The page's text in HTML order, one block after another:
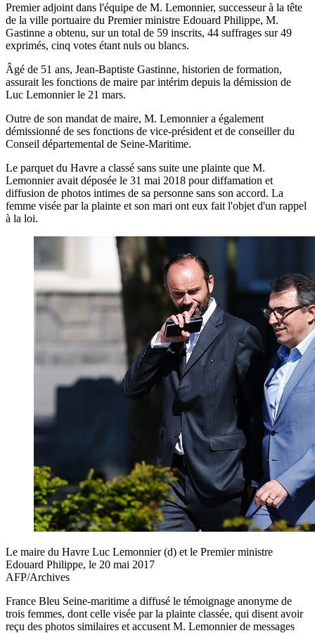
Premier adjoint dans l'équipe de M. Lemonnier, successeur à la tête
de la ville portuaire du Premier ministre Edouard Philippe, M.
Gastinne a obtenu, sur un total de 59 inscrits, 44 suffrages sur 49
exprimés, cinq votes étant nuls ou blancs.
Âgé de 51 ans, Jean-Baptiste Gastinne, historien de formation,
assurait les fonctions de maire par intérim depuis la démission de
Luc Lemonnier le 21 mars.
Outre de son mandat de maire, M. Lemonnier a également
démissionné de ses fonctions de vice-président et de conseiller du
Conseil départemental de Seine-Maritime.
Le parquet du Havre a classé sans suite une plainte que M.
Lemonnier avait déposée le 31 mai 2018 pour diffamation et
diffusion de photos intimes de sa personne sans son accord. La
femme visée par la plainte et son mari ont eux fait l'objet d'un rappel
à la loi.
Le maire du Havre Luc Lemonnier (d) et le Premier ministre
Edouard Philippe, le 20 mai 2017
AFP/Archives
France Bleu Seine-maritime a diffusé le témoignage anonyme de
trois femmes, dont celle visée par la plainte classée, qui disent avoir
reçu des photos similaires et accusent M. Lemonnier de messages